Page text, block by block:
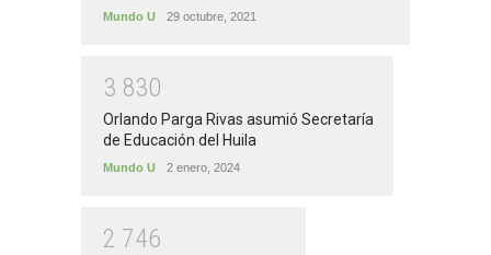
Mundo U 29 octubre, 2021
3 830
Orlando Parga Rivas asumió Secretaría
de Educación del Huila
Mundo U 2 enero, 2024
2 746